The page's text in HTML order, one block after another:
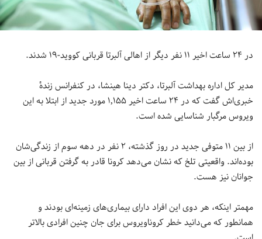
در ۲۴ ساعت اخیر ۱۱ نفر دیگر از اهالی آلبرتا قربانی کووید-۱۹ شدند.
مدیر کل اداره بهداشت آلبرتا، دکتر دینا هینشا، در کنفرانس زندهٔ
خبری‌اش گفت که در ۲۴ ساعت اخیر ۱,۱۵۵ مورد جدید از ابتلا به این
ویروس مرگبار شناسایی شده است.
از بین ۱۱ متوفی جدید در روز گذشته، ۲ نفر در دهه سوم از زندگی‌شان
بوده‌اند. واقعیتی تلخ که نشان می‌دهد کرونا قادر به گرفتن قربانی از بین
جوانان نیز هست.
مهمتر اینکه، هر دوی این افراد دارای بیماری‌های زمینه‌ای بودند و
همانطور که می‌دانید خطر کروناویروس برای جان چنین افرادی بالاتر